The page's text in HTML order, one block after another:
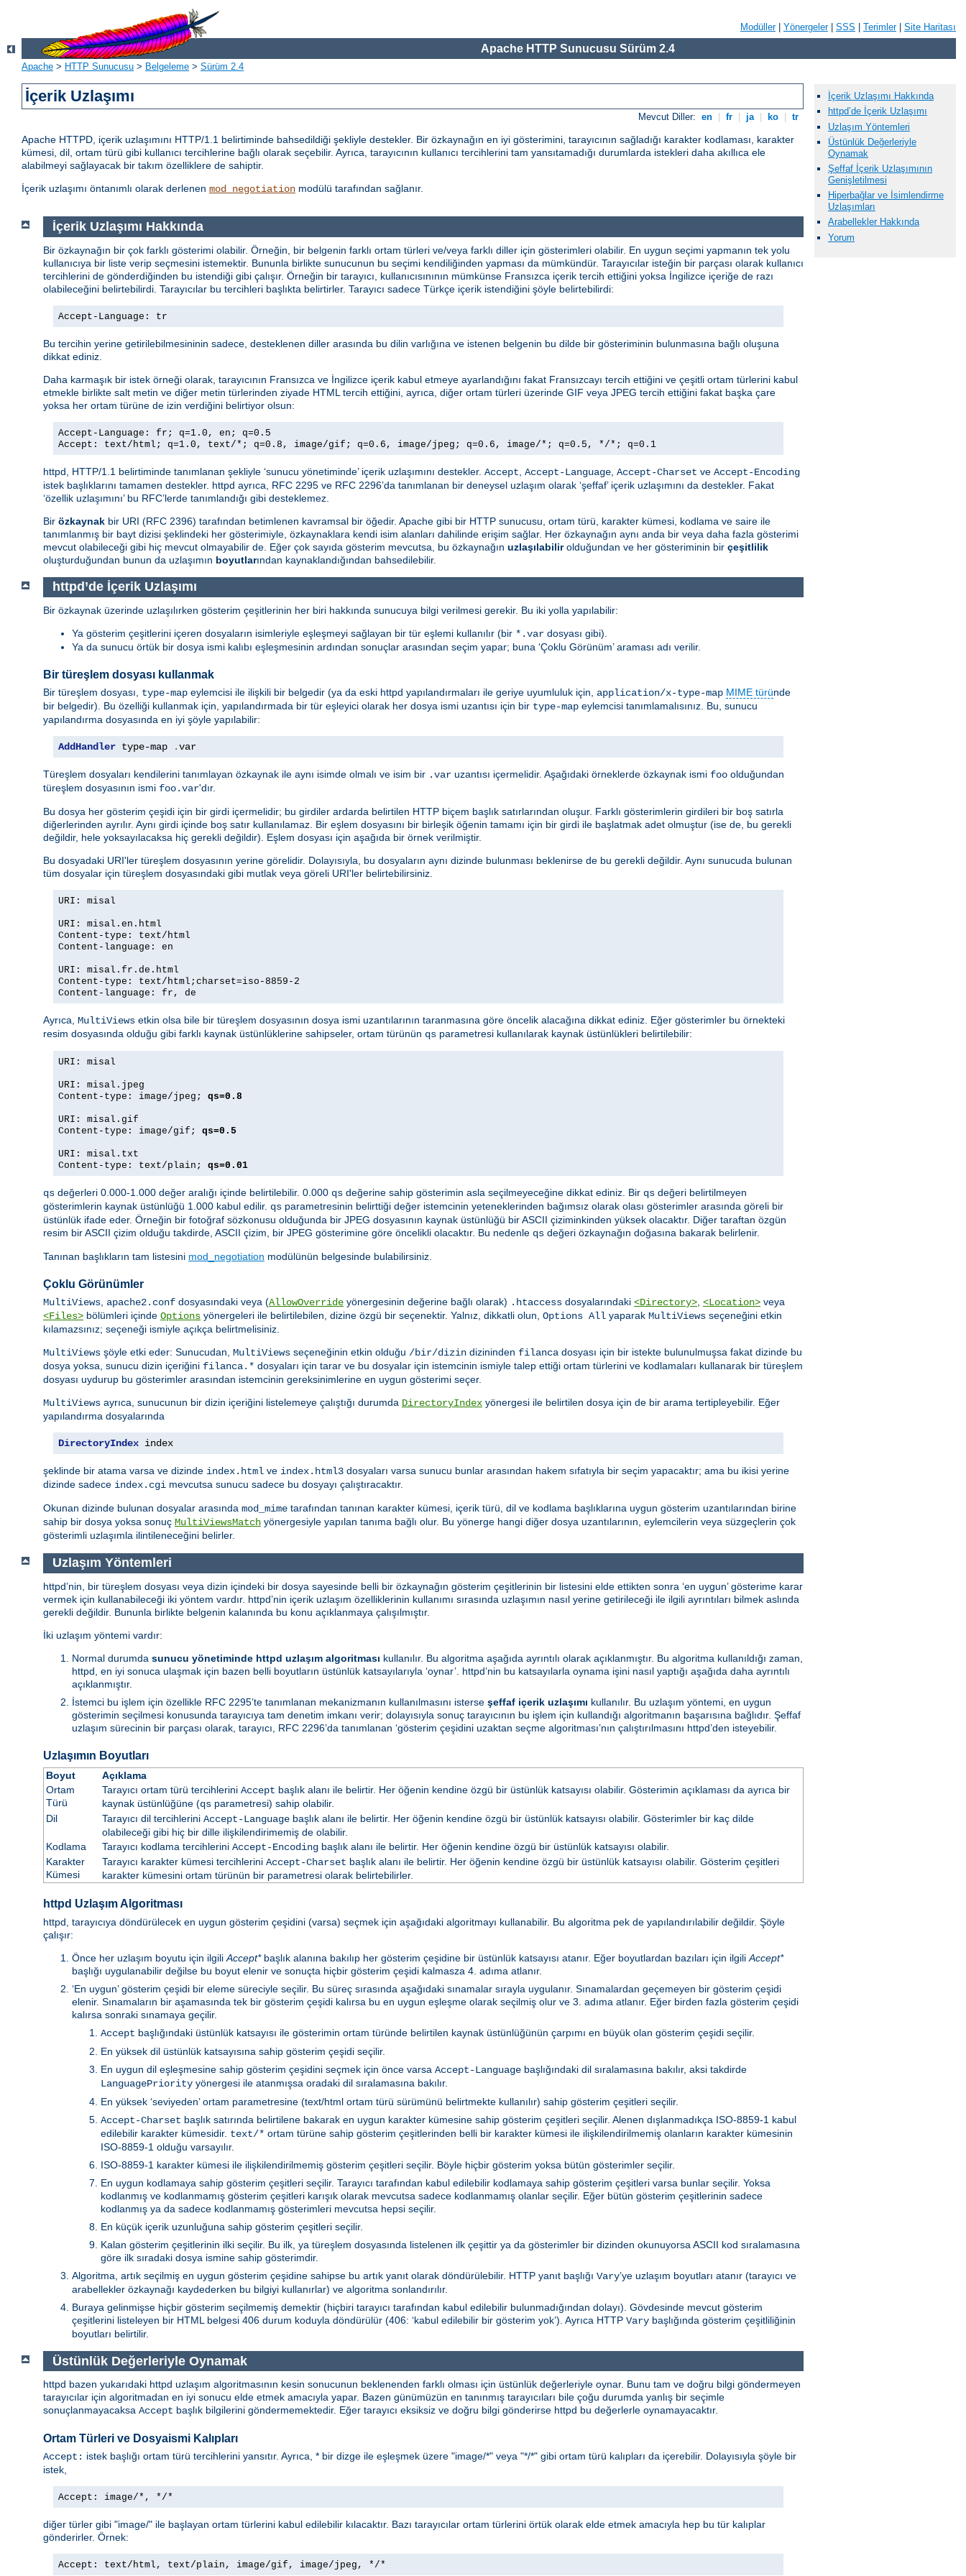
Modüller| Yönergeler| SSS Terimler| Site Haritası
Apache HTTP Sunucusu Sürüm 2.4
Apache > HTTP Sunucusu > Belgeleme > Sürüm 2.4
İçerik Uzlaşımı
Mevcut Diller: en fr ja ko tr
Apache HTTPD, içerik uzlaşımını HTTP/1.1 belirtiminde bahsedildiği şekliyle destekler. Bir özkaynağın en iyi gösterimini, tarayıcının sağladığı karakter kodlaması, karakter
kümesi, dil, ortam türü gibi kullanıcı tercihlerine bağlı olarak seçebilir. Ayrıca, tarayıcının kullanıcı tercihlerini tam yansıtamadığı durumlarda istekleri daha akıllıca ele
alabilmeyi sağlayacak bir takım özelliklere de sahiptir.
İçerik uzlaşımı öntanımlı olarak derlenen mod_negotiation modülü tarafından sağlanır.
İçerik Uzlaşımı Hakkında
httpd’de İçerik Uzlaşımı
Uzlaşım Yöntemleri
Üstünlük Değerleriyle
Oynamak
Şeffaf İçerik Uzlaşımının
Genişletilmesi
Hiperbağlar ve İsimlendirme
Uzlaşımları
Arabellekler Hakkında
Yorum
İçerik Uzlaşımı Hakkında
Bir özkaynağın bir çok farklı gösterimi olabilir. Örneğin, bir belgenin farklı ortam türleri ve/veya farklı diller için gösterimleri olabilir. En uygun seçimi yapmanın tek yolu
kullanıcıya bir liste verip seçmesini istemektir. Bununla birlikte sunucunun bu seçimi kendiliğinden yapması da mümkündür. Tarayıcılar isteğin bir parçası olarak kullanıcı
tercihlerini de gönderdiğinden bu istendiği gibi çalışır. Örneğin bir tarayıcı, kullanıcısınının mümkünse Fransızca içerik tercih ettiğini yoksa İngilizce içeriğe de razı
olabileceğini belirtebilirdi. Tarayıcılar bu tercihleri başlıkta belirtirler. Tarayıcı sadece Türkçe içerik istendiğini şöyle belirtebilirdi:
Accept-Language: tr
Bu tercihin yerine getirilebilmesininin sadece, desteklenen diller arasında bu dilin varlığına ve istenen belgenin bu dilde bir gösteriminin bulunmasına bağlı oluşuna
dikkat ediniz.
Daha karmaşık bir istek örneği olarak, tarayıcının Fransızca ve İngilizce içerik kabul etmeye ayarlandığını fakat Fransızcayı tercih ettiğini ve çeşitli ortam türlerini kabul
etmekle birlikte salt metin ve diğer metin türlerinden ziyade HTML tercih ettiğini, ayrıca, diğer ortam türleri üzerinde GIF veya JPEG tercih ettiğini fakat başka çare
yoksa her ortam türüne de izin verdiğini belirtiyor olsun:
Accept-Language: fr; q=1.0, en; q=0.5
Accept: text/html; q=1.0, text/*; q=0.8, image/gif; q=0.6, image/jpeg; q=0.6, image/*; q=0.5, */*; q=0.1
httpd, HTTP/1.1 belirtiminde tanımlanan şekliyle ‘sunucu yönetiminde’ içerik uzlaşımını destekler. Accept Accept-Language Accept-Charset ve Accept-Encoding
istek başlıklarını tamamen destekler. httpd ayrıca, RFC 2295 ve RFC 2296’da tanımlanan bir deneysel uzlaşım olarak ‘şeffaf’ içerik uzlaşımını da destekler. Fakat
‘özellik uzlaşımını’ bu RFC’lerde tanımlandığı gibi desteklemez.
Bir özkaynak bir URI (RFC 2396) tarafından betimlenen kavramsal bir öğedir. Apache gibi bir HTTP sunucusu, ortam türü, karakter kümesi, kodlama ve saire ile
tanımlanmış bir bayt dizisi şeklindeki her gösterimiyle, özkaynaklara kendi isim alanları dahilinde erişim sağlar. Her özkaynağın aynı anda bir veya daha fazla gösterimi
mevcut olabileceği gibi hiç mevcut olmayabilir de. Eğer çok sayıda gösterim mevcutsa, bu özkaynağın uzlaşılabilirolduğundan ve her gösteriminin bir çeşitlilik
oluşturduğundan bunun da uzlaşımın boyutlarından kaynaklandığından bahsedilebilir.
httpd’de İçerik Uzlaşımı
Bir özkaynak üzerinde uzlaşılırken gösterim çeşitlerinin her biri hakkında sunucuya bilgi verilmesi gerekir. Bu iki yolla yapılabilir:
Ya gösterim çeşitlerini içeren dosyaların isimleriyle eşleşmeyi sağlayan bir tür eşlemi kullanılır (bir *.var dosyası gibi).
Ya da sunucu örtük bir dosya ismi kalıbı eşleşmesinin ardından sonuçlar arasından seçim yapar; buna ‘Çoklu Görünüm’ araması adı verilir.
Bir türeşlem dosyası kullanmak
Bir türeşlem dosyası, type-map eylemcisi ile ilişkili bir belgedir (ya da eski httpd yapılandırmaları ile geriye uyumluluk için, application/x-type-map MIME türünde
bir belgedir). Bu özelliği kullanmak için, yapılandırmada bir tür eşleyici olarak her dosya ismi uzantısı için bir type-map eylemcisi tanımlamalısınız. Bu, sunucu
yapılandırma dosyasında en iyi şöyle yapılabilir:
AddHandler type-map .var
Türeşlem dosyaları kendilerini tanımlayan özkaynak ile aynı isimde olmalı ve isim bir .var uzantısı içermelidir. Aşağıdaki örneklerde özkaynak ismi foo olduğundan
türeşlem dosyasının ismi foo.var'dır.
Bu dosya her gösterim çeşidi için bir girdi içermelidir; bu girdiler ardarda belirtilen HTTP biçem başlık satırlarından oluşur. Farklı gösterimlerin girdileri bir boş satırla
diğerlerinden ayrılır. Aynı girdi içinde boş satır kullanılamaz. Bir eşlem dosyasını bir birleşik öğenin tamamı için bir girdi ile başlatmak adet olmuştur (ise de, bu gerekli
değildir, hele yoksayılacaksa hiç gerekli değildir). Eşlem dosyası için aşağıda bir örnek verilmiştir.
Bu dosyadaki URI'ler türeşlem dosyasının yerine görelidir. Dolayısıyla, bu dosyaların aynı dizinde bulunması beklenirse de bu gerekli değildir. Aynı sunucuda bulunan
tüm dosyalar için türeşlem dosyasındaki gibi mutlak veya göreli URI'ler belirtebilirsiniz.
URI: misal
URI: misal.en.html
Content-type: text/html
Content-language: en
URI: misal.fr.de.html
Content-type: text/html;charset=iso-8859-2
Content-language: fr, de
Ayrıca, MultiViews etkin olsa bile bir türeşlem dosyasının dosya ismi uzantılarının taranmasına göre öncelik alacağına dikkat ediniz. Eğer gösterimler bu örnekteki
resim dosyasında olduğu gibi farklı kaynak üstünlüklerine sahipseler, ortam türünün qs parametresi kullanılarak kaynak üstünlükleri belirtilebilir:
URI: misal
URI: misal.jpeg
Content-type: image/jpeg; qs=0.8
URI: misal.gif
Content-type: image/gif; qs=0.5
URI: misal.txt
Content-type: text/plain; qs=0.01
qs değerleri 0.000-1.000 değer aralığı içinde belirtilebilir. 0.000 qs değerine sahip gösterimin asla seçilmeyeceğine dikkat ediniz. Bir qs değeri belirtilmeyen
gösterimlerin kaynak üstünlüğü 1.000 kabul edilir. qs parametresinin belirttiği değer istemcinin yeteneklerinden bağımsız olarak olası gösterimler arasında göreli bir
üstünlük ifade eder. Örneğin bir fotoğraf sözkonusu olduğunda bir JPEG dosyasının kaynak üstünlüğü bir ASCII çiziminkinden yüksek olacaktır. Diğer taraftan özgün
resim bir ASCII çizim olduğu takdirde, ASCII çizim, bir JPEG gösterimine göre öncelikli olacaktır. Bu nedenle qs değeri özkaynağın doğasına bakarak belirlenir.
Tanınan başlıkların tam listesini mod_negotiation modülünün belgesinde bulabilirsiniz.
Çoklu Görünümler
MultiViews, apache2.conf dosyasındaki veya (AllowOverride yönergesinin değerine bağlı olarak) .htaccess dosyalarındaki <Directory>, <Location> veya
<Files> bölümleri içinde Options yönergeleri ile belirtilebilen, dizine özgü bir seçenektir. Yalnız, dikkatli olun, Options All yaparak MultiViews seçeneğini etkin
kılamazsınız; seçeneği ismiyle açıkça belirtmelisiniz.
MultiViews şöyle etki eder: Sunucudan, MultiViews seçeneğinin etkin olduğu /bir/dizin dizininden filanca dosyası için bir istekte bulunulmuşsa fakat dizinde bu
dosya yoksa, sunucu dizin içeriğini filanca.* dosyaları için tarar ve bu dosyalar için istemcinin ismiyle talep ettiği ortam türlerini ve kodlamaları kullanarak bir türeşlem
dosyası uydurup bu gösterimler arasından istemcinin gereksinimlerine en uygun gösterimi seçer.
MultiViews ayrıca, sunucunun bir dizin içeriğini listelemeye çalıştığı durumda DirectoryIndex yönergesi ile belirtilen dosya için de bir arama tertipleyebilir. Eğer
yapılandırma dosyalarında
DirectoryIndex index
şeklinde bir atama varsa ve dizinde index.html ve index.html3 dosyaları varsa sunucu bunlar arasından hakem sıfatıyla bir seçim yapacaktır; ama bu ikisi yerine
dizinde sadece index.cgi mevcutsa sunucu sadece bu dosyayı çalıştıracaktır.
Okunan dizinde bulunan dosyalar arasında mod_mime tarafından tanınan karakter kümesi, içerik türü, dil ve kodlama başlıklarına uygun gösterim uzantılarından birine
sahip bir dosya yoksa sonuç MultiViewsMatch yönergesiyle yapılan tanıma bağlı olur. Bu yönerge hangi diğer dosya uzantılarının, eylemcilerin veya süzgeçlerin çok
gösterimli uzlaşımla ilintileneceğini belirler.
Uzlaşım Yöntemleri
httpd’nin, bir türeşlem dosyası veya dizin içindeki bir dosya sayesinde belli bir özkaynağın gösterim çeşitlerinin bir listesini elde ettikten sonra ‘en uygun’ gösterime karar
vermek için kullanabileceği iki yöntem vardır. httpd’nin içerik uzlaşım özelliklerinin kullanımı sırasında uzlaşımın nasıl yerine getirileceği ile ilgili ayrıntıları bilmek aslında
gerekli değildir. Bununla birlikte belgenin kalanında bu konu açıklanmaya çalışılmıştır.
İki uzlaşım yöntemi vardır:
Normal durumda sunucu yönetiminde httpd uzlaşım algoritması kullanılır. Bu algoritma aşağıda ayrıntılı olarak açıklanmıştır. Bu algoritma kullanıldığı zaman,
httpd, en iyi sonuca ulaşmak için bazen belli boyutların üstünlük katsayılarıyla ‘oynar’. httpd’nin bu katsayılarla oynama işini nasıl yaptığı aşağıda daha ayrıntılı
açıklanmıştır.
İstemci bu işlem için özellikle RFC 2295’te tanımlanan mekanizmanın kullanılmasını isterse şeffaf içerik uzlaşımı kullanılır. Bu uzlaşım yöntemi, en uygun
gösterimin seçilmesi konusunda tarayıcıya tam denetim imkanı verir; dolayısıyla sonuç tarayıcının bu işlem için kullandığı algoritmanın başarısına bağlıdır. Şeffaf
uzlaşım sürecinin bir parçası olarak, tarayıcı, RFC 2296’da tanımlanan ‘gösterim çeşidini uzaktan seçme algoritması’nın çalıştırılmasını httpd’den isteyebilir.
Uzlaşımın Boyutları
Boyut
Açıklama
Ortam
Türü
Tarayıcı ortam türü tercihlerini Accept başlık alanı ile belirtir. Her öğenin kendine özgü bir üstünlük katsayısı olabilir. Gösterimin açıklaması da ayrıca bir
kaynak üstünlüğüne (qsparametresi) sahip olabilir.
Dil
Tarayıcı dil tercihlerini Accept-Languagebaşlık alanı ile belirtir. Her öğenin kendine özgü bir üstünlük katsayısı olabilir. Gösterimler bir kaç dilde
olabileceği gibi hiç bir dille ilişkilendirimemiş de olabilir.
Kodlama
Tarayıcı kodlama tercihlerini Accept-Encodingbaşlık alanı ile belirtir. Her öğenin kendine özgü bir üstünlük katsayısı olabilir.
Karakter
Kümesi
Tarayıcı karakter kümesi tercihlerini Accept-Charset başlık alanı ile belirtir. Her öğenin kendine özgü bir üstünlük katsayısı olabilir. Gösterim çeşitleri
karakter kümesini ortam türünün bir parametresi olarak belirtebilirler.
httpd Uzlaşım Algoritması
httpd, tarayıcıya döndürülecek en uygun gösterim çeşidini (varsa) seçmek için aşağıdaki algoritmayı kullanabilir. Bu algoritma pek de yapılandırılabilir değildir. Şöyle
çalışır:
Önce her uzlaşım boyutu için ilgili Accept*başlık alanına bakılıp her gösterim çeşidine bir üstünlük katsayısı atanır. Eğer boyutlardan bazıları için ilgili Accept*
başlığı uygulanabilir değilse bu boyut elenir ve sonuçta hiçbir gösterim çeşidi kalmasza 4. adıma atlanır.
‘En uygun’ gösterim çeşidi bir eleme süreciyle seçilir. Bu süreç sırasında aşağıdaki sınamalar sırayla uygulanır. Sınamalardan geçemeyen bir gösterim çeşidi
elenir. Sınamaların bir aşamasında tek bir gösterim çeşidi kalırsa bu en uygun eşleşme olarak seçilmiş olur ve 3. adıma atlanır. Eğer birden fazla gösterim çeşidi
kalırsa sonraki sınamaya geçilir.
Accept başlığındaki üstünlük katsayısı ile gösterimin ortam türünde belirtilen kaynak üstünlüğünün çarpımı en büyük olan gösterim çeşidi seçilir.
En yüksek dil üstünlük katsayısına sahip gösterim çeşidi seçilir.
En uygun dil eşleşmesine sahip gösterim çeşidini seçmek için önce varsa Accept-Language başlığındaki dil sıralamasına bakılır, aksi takdirde
LanguagePriority yönergesi ile atanmışsa oradaki dil sıralamasına bakılır.
En yüksek ‘seviyeden’ ortam parametresine (text/html ortam türü sürümünü belirtmekte kullanılır) sahip gösterim çeşitleri seçilir.
Accept-Charset başlık satırında belirtilene bakarak en uygun karakter kümesine sahip gösterim çeşitleri seçilir. Alenen dışlanmadıkça ISO-8859-1 kabul
edilebilir karakter kümesidir. text/* ortam türüne sahip gösterim çeşitlerinden belli bir karakter kümesi ile ilişkilendirilmemiş olanların karakter kümesinin
ISO-8859-1 olduğu varsayılır.
ISO-8859-1 karakter kümesi ile ilişkilendirilmemiş gösterim çeşitleri seçilir. Böyle hiçbir gösterim yoksa bütün gösterimler seçilir.
En uygun kodlamaya sahip gösterim çeşitleri seçilir. Tarayıcı tarafından kabul edilebilir kodlamaya sahip gösterim çeşitleri varsa bunlar seçilir. Yoksa
kodlanmış ve kodlanmamış gösterim çeşitleri karışık olarak mevcutsa sadece kodlanmamış olanlar seçilir. Eğer bütün gösterim çeşitlerinin sadece
kodlanmış ya da sadece kodlanmamış gösterimleri mevcutsa hepsi seçilir.
En küçük içerik uzunluğuna sahip gösterim çeşitleri seçilir.
Kalan gösterim çeşitlerinin ilki seçilir. Bu ilk, ya türeşlem dosyasında listelenen ilk çeşittir ya da gösterimler bir dizinden okunuyorsa ASCII kod sıralamasına
göre ilk sıradaki dosya ismine sahip gösterimdir.
Algoritma, artık seçilmiş en uygun gösterim çeşidine sahipse bu artık yanıt olarak döndürülebilir. HTTP yanıt başlığı Vary’ye uzlaşım boyutları atanır (tarayıcı ve
arabellekler özkaynağı kaydederken bu bilgiyi kullanırlar) ve algoritma sonlandırılır.
Buraya gelinmişse hiçbir gösterim seçilmemiş demektir (hiçbiri tarayıcı tarafından kabul edilebilir bulunmadığından dolayı). Gövdesinde mevcut gösterim
çeşitlerini listeleyen bir HTML belgesi 406 durum koduyla döndürülür (406: ‘kabul edilebilir bir gösterim yok’). Ayrıca HTTP Vary başlığında gösterim çeşitliliğinin
boyutları belirtilir.
Üstünlük Değerleriyle Oynamak
httpd bazen yukarıdaki httpd uzlaşım algoritmasının kesin sonucunun beklenenden farklı olması için üstünlük değerleriyle oynar. Bunu tam ve doğru bilgi göndermeyen
tarayıcılar için algoritmadan en iyi sonucu elde etmek amacıyla yapar. Bazen günümüzün en tanınmış tarayıcıları bile çoğu durumda yanlış bir seçimle
sonuçlanmayacaksa Accept başlık bilgilerini göndermemektedir. Eğer tarayıcı eksiksiz ve doğru bilgi gönderirse httpd bu değerlerle oynamayacaktır.
Ortam Türleri ve Dosyaismi Kalıpları
Accept: istek başlığı ortam türü tercihlerini yansıtır. Ayrıca, * bir dizge ile eşleşmek üzere "image/*" veya "*/*" gibi ortam türü kalıpları da içerebilir. Dolayısıyla şöyle bir
istek,
Accept: image/*, */*
diğer türler gibi "image/" ile başlayan ortam türlerini kabul edilebilir kılacaktır. Bazı tarayıcılar ortam türlerini örtük olarak elde etmek amacıyla hep bu tür kalıplar
gönderirler. Örnek:
Accept: text/html, text/plain, image/gif, image/jpeg, */*